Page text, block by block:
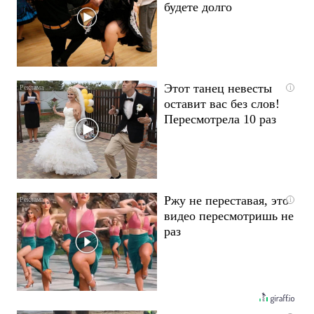
будете долго
i
Этот танец невесты
оставит вас без слов!
Пересмотрела 10 раз
i
Ржу не переставая, это
видео пересмотришь не
раз